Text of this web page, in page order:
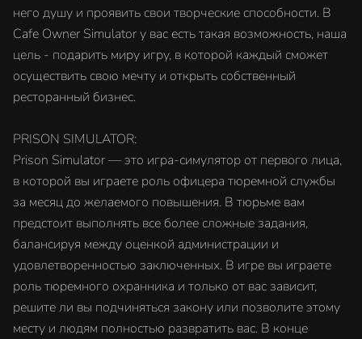
него душу и проявить свои творческие способности. В
Cafe Owner Simulator у вас есть такая возможность, наша
цель - подарить миру игру, в которой каждый сможет
осуществить свою мечту и открыть собственный
ресторанный бизнес.
PRISON SIMULATOR:
Prison Simulator — это игра-симулятор от первого лица,
в которой вы играете роль офицера тюремной службы
за месяц до желаемого повышения. В тюрьме вам
предстоит выполнять все более сложные задания,
балансируя между оценкой администрации и
удовлетворенностью заключенных. В игре вы играете
роль тюремного охранника и только от вас зависит,
решите ли вы подчиняться закону или позволите этому
месту и людям полностью развратить вас. В конце